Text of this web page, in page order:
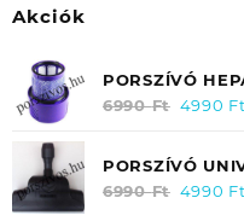
Akciók
PORSZÍVÓ
EGYSÉG
6990Ft Original
was:
4990 Ft
PORSZÍVÓ
SZÍVÓFEJ 30-
6990Ft Original
4990 Ft